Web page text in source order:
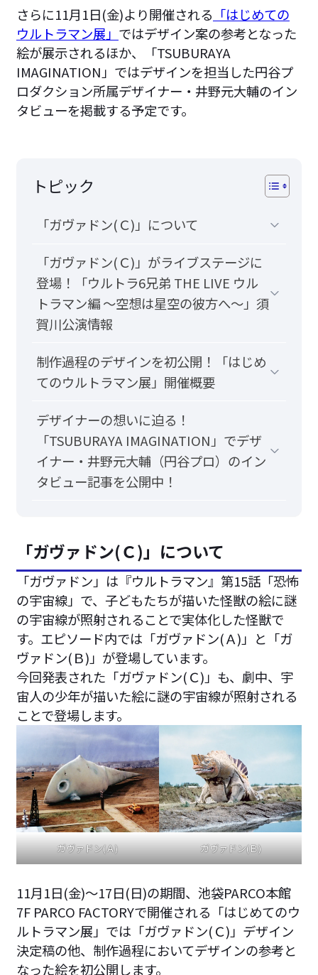
さらに11月1日(金)より開催される 「はじめての
ウルトラマン展」 ではデザイン案の参考となった
絵が展示されるほか、「TSUBURAYA
IMAGINATION」ではデザインを担当した円谷プ
ロダクション所属デザイナー・井野元大輔のイン
タビューを掲載する予定です。
トピック
「ガヴァドン(Ｃ)」について
「ガヴァドン(Ｃ)」がライブステージに
登場！「ウルトラ6兄弟 THE LIVE ウル
トラマン編 ～空想は星空の彼方へ～」須
賀川公演情報
制作過程のデザインを初公開！「はじめ
てのウルトラマン展」開催概要
デザイナーの想いに迫る！
「TSUBURAYA IMAGINATION」でデザ
イナー・井野元大輔（円谷プロ）のイン
タビュー記事を公開中！
「ガヴァドン(Ｃ)」について
「ガヴァドン」は『ウルトラマン』第15話「恐怖
の宇宙線」で、子どもたちが描いた怪獣の絵に謎
の宇宙線が照射されることで実体化した怪獣で
す。エピソード内では「ガヴァドン(Ａ)」と「ガ
ヴァドン(Ｂ)」が登場しています。
今回発表された「ガヴァドン(Ｃ)」も、劇中、宇
宙人の少年が描いた絵に謎の宇宙線が照射される
ことで登場します。
ガヴァドン(Ａ) ガヴァドン(Ｂ)
11月1日(金)～17日(日)の期間、池袋PARCO本館
7F PARCO FACTORYで開催される「はじめてのウ
ルトラマン展」では「ガヴァドン(Ｃ)」デザイン
決定稿の他、制作過程においてデザインの参考と
なった絵を初公開します。